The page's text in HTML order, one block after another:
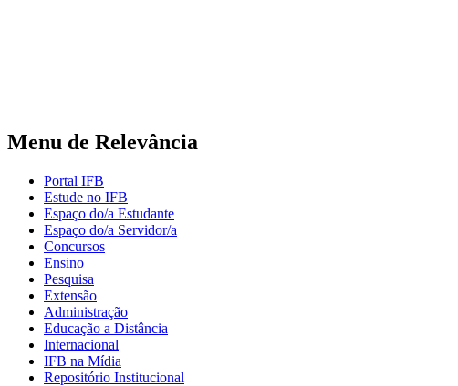
Menu de Relevância
Portal IFB
Estude no IFB
Espaço do/a Estudante
Espaço do/a Servidor/a
Concursos
Ensino
Pesquisa
Extensão
Administração
Educação a Distância
Internacional
IFB na Mídia
Repositório Institucional